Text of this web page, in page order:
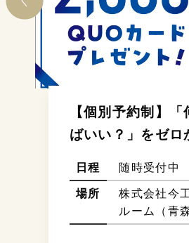
【完全予約制】
ォーム・建て替
日程
2026年7
月31日(
【完全予
青森県五
504-1 （